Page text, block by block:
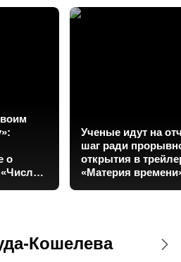
о
Ученые идут на
шаг ради
открытия в
«Материя
Кошелева